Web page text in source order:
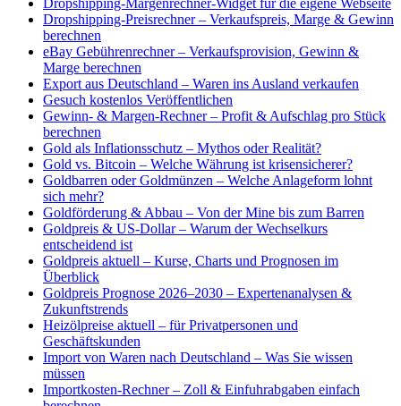
Dropshipping-Margenrechner-Widget für die eigene Webseite
Dropshipping-Preisrechner – Verkaufspreis, Marge & Gewinn
berechnen
eBay Gebührenrechner – Verkaufsprovision, Gewinn &
Marge berechnen
Export aus Deutschland – Waren ins Ausland verkaufen
Gesuch kostenlos Veröffentlichen
Gewinn- & Margen-Rechner – Profit & Aufschlag pro Stück
berechnen
Gold als Inflationsschutz – Mythos oder Realität?
Gold vs. Bitcoin – Welche Währung ist krisensicherer?
Goldbarren oder Goldmünzen – Welche Anlageform lohnt
sich mehr?
Goldförderung & Abbau – Von der Mine bis zum Barren
Goldpreis & US-Dollar – Warum der Wechselkurs
entscheidend ist
Goldpreis aktuell – Kurse, Charts und Prognosen im
Überblick
Goldpreis Prognose 2026–2030 – Expertenanalysen &
Zukunftstrends
Heizölpreise aktuell – für Privatpersonen und
Geschäftskunden
Import von Waren nach Deutschland – Was Sie wissen
müssen
Importkosten-Rechner – Zoll & Einfuhrabgaben einfach